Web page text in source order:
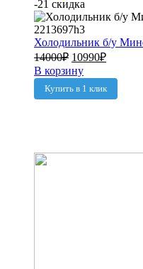
-21 скидка
Холодильник б/у
14000₽ 10990₽
В корзину
Купить в 1 клик